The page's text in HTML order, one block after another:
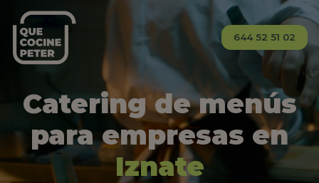
644 52 51 02
Catering de menús
para empresas en
Iznate